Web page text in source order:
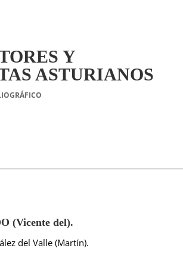
Y
ASTURIANOS
(Vicente del).
del Valle (Martín).